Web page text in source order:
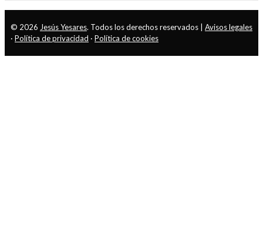
© 2026 Jesús Yesares. Todos los derechos reservados | Avisos legales
· Política de privacidad · Política de cookies